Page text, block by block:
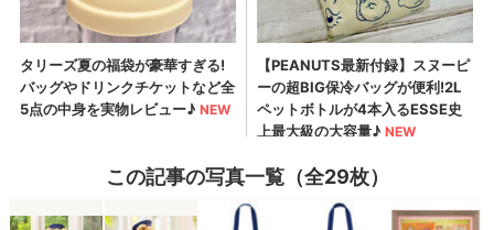
この記事の写真一覧（全29枚）